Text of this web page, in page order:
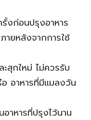
งก่อนปรุงอาหาร
ายหลังจากการใช้
ะสุกใหม่ ไม่ควรรับ
อาหารที่มีแมลงวัน
าหารที่ปรุงไว้นาน